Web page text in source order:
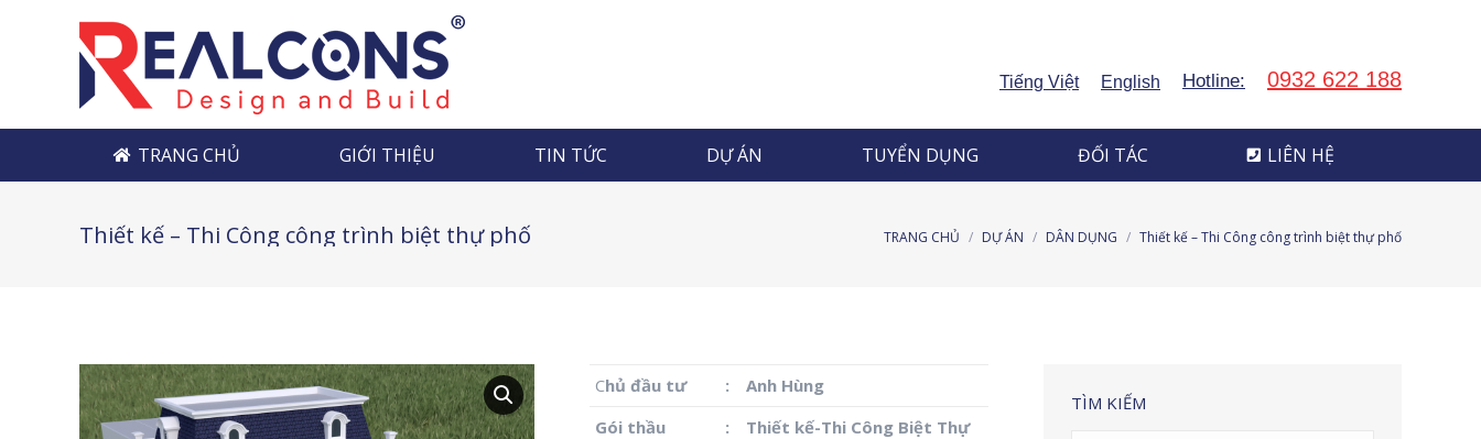
Tiếng Việt English Hotline: 0932 622 188
TRANG CHỦ GIỚI THIỆU TIN TỨC DỰ ÁN TUYỂN DỤNG ĐỐI TÁC LIÊN HỆ
Thiết kế – Thi Công công trình biệt thự phố TRANG CHỦ DỰ ÁN DÂN DỤNG Thiết kế – Thi Công công trình biệt thự phố
Chủ đầu tư :
Anh Hùng
Gói thầu
:
Thiết kế-Thi Công Biệt Thự
TÌM KIẾM
TRANG CHỦ GIỚI THIỆU